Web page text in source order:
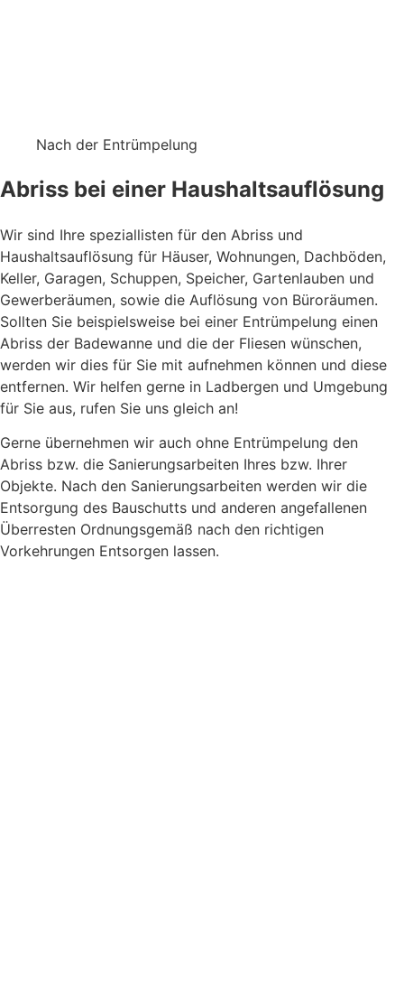
Nach der Entrümpelung
Abriss bei einer Haushaltsauflösung
Wir sind Ihre speziallisten für den Abriss und
Haushaltsauflösung für Häuser, Wohnungen, Dachböden,
Keller, Garagen, Schuppen, Speicher, Gartenlauben und
Gewerberäumen, sowie die Auflösung von Büroräumen.
Sollten Sie beispielsweise bei einer Entrümpelung einen
Abriss der Badewanne und die der Fliesen wünschen,
werden wir dies für Sie mit aufnehmen können und diese
entfernen. Wir helfen gerne in Ladbergen und Umgebung
für Sie aus, rufen Sie uns gleich an!
Gerne übernehmen wir auch ohne Entrümpelung den
Abriss bzw. die Sanierungsarbeiten Ihres bzw. Ihrer
Objekte. Nach den Sanierungsarbeiten werden wir die
Entsorgung des Bauschutts und anderen angefallenen
Überresten Ordnungsgemäß nach den richtigen
Vorkehrungen Entsorgen lassen.